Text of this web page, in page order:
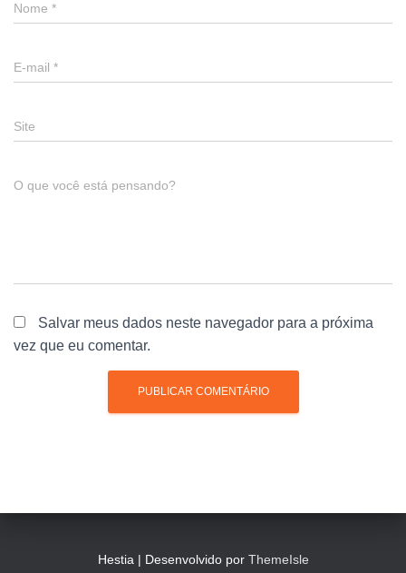
Nome *
E-mail *
Site
O que você está pensando?
Salvar meus dados neste navegador para a próxima
vez que eu comentar.
Hestia | Desenvolvido por ThemeIsle